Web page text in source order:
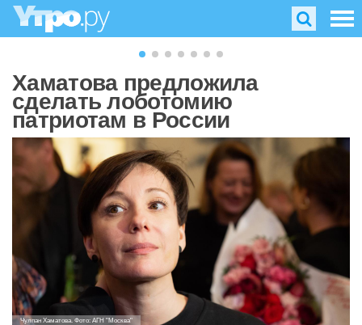
Хаматова предложила
сделать лоботомию
патриотам в России
Чулпан Хаматова. Фото: АГН "Москва"